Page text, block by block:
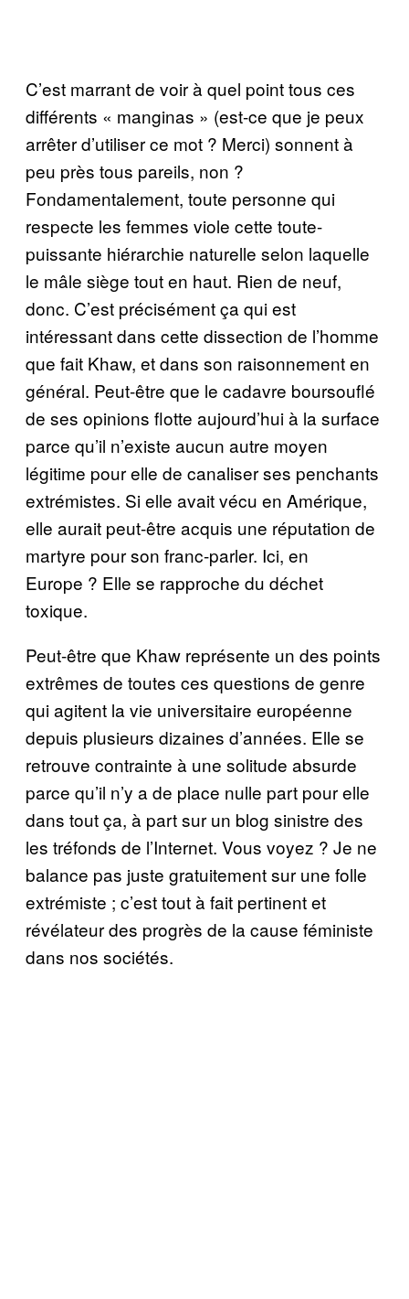
C’est marrant de voir à quel point tous ces
différents « manginas » (est-ce que je peux
arrêter d’utiliser ce mot ? Merci) sonnent à
peu près tous pareils, non ?
Fondamentalement, toute personne qui
respecte les femmes viole cette toute-
puissante hiérarchie naturelle selon laquelle
le mâle siège tout en haut. Rien de neuf,
donc. C’est précisément ça qui est
intéressant dans cette dissection de l’homme
que fait Khaw, et dans son raisonnement en
général. Peut-être que le cadavre boursouflé
de ses opinions flotte aujourd’hui à la surface
parce qu’il n’existe aucun autre moyen
légitime pour elle de canaliser ses penchants
extrémistes. Si elle avait vécu en Amérique,
elle aurait peut-être acquis une réputation de
martyre pour son franc-parler. Ici, en
Europe ? Elle se rapproche du déchet
toxique.
Peut-être que Khaw représente un des points
extrêmes de toutes ces questions de genre
qui agitent la vie universitaire européenne
depuis plusieurs dizaines d’années. Elle se
retrouve contrainte à une solitude absurde
parce qu’il n’y a de place nulle part pour elle
dans tout ça, à part sur un blog sinistre des
les tréfonds de l’Internet. Vous voyez ? Je ne
balance pas juste gratuitement sur une folle
extrémiste ; c’est tout à fait pertinent et
révélateur des progrès de la cause féministe
dans nos sociétés.